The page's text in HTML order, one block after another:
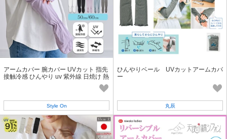
アームカバー 腕カバー UVカット 指先
接触冷感 ひんやり uv 紫外線 日焼け 熱
Style On
ひんやりベール UVカットアームカバ
ー
丸辰